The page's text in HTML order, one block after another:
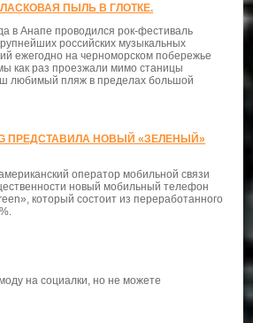
ПЫЛЬ В ГЛОТКЕ.
в Анапе проводился рок-фестиваль
российских музыкальных
ежегодно на черноморском побережье
как раз проезжали мимо станицы
любимый пляж в пределах большой
ПРЕДСТАВИЛА НОВЫЙ «ЗЕЛЕНЫЙ»
оператор мобильной связи
новый мобильный телефон
который состоит из переработанного
на социалки, но не можете